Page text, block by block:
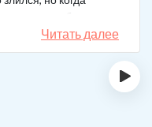
тот шаг, он бы не
здоровым. Больше
Читать далее
›